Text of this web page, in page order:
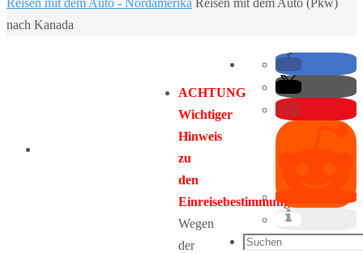
Reisen mit dem Auto - Nordamerika Reisen mit dem Auto (Pkw)
nach Kanada
ACHTUNG
Wichtiger
Hinweis
zu
den
Einreisebestimmungen:
Wegen
der
Suchen